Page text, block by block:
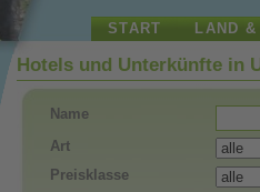
START LAND
Hotels und Unterkünfte in
Name
Art
Preisklasse